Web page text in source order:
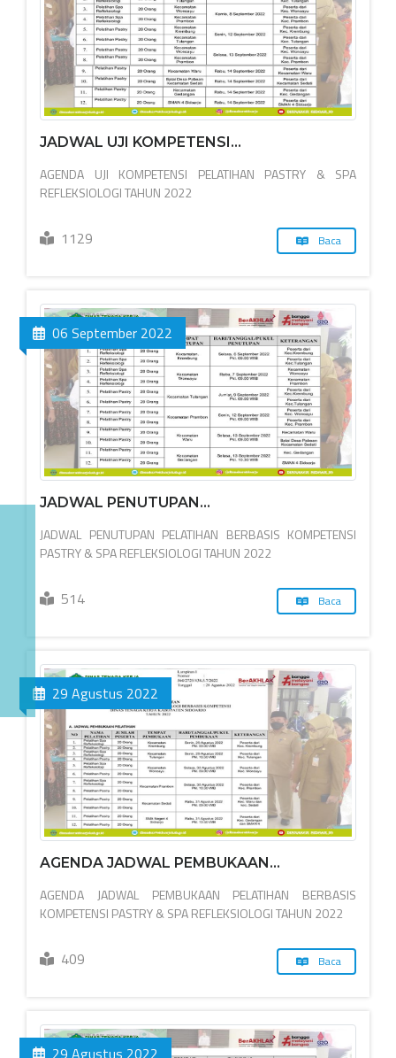
JADWAL UJI KOMPETENSI...
AGENDA UJI KOMPETENSI PELATIHAN PASTRY & SPA
REFLEKSIOLOGI TAHUN 2022
1129 Baca
06 September 2022
JADWAL PENUTUPAN...
JADWAL PENUTUPAN PELATIHAN BERBASIS KOMPETENSI
PASTRY & SPA REFLEKSIOLOGI TAHUN 2022
514 Baca
29 Agustus 2022
AGENDA JADWAL PEMBUKAAN...
AGENDA JADWAL PEMBUKAAN PELATIHAN BERBASIS
KOMPETENSI PASTRY & SPA REFLEKSIOLOGI TAHUN 2022
409 Baca
29 Agustus 2022